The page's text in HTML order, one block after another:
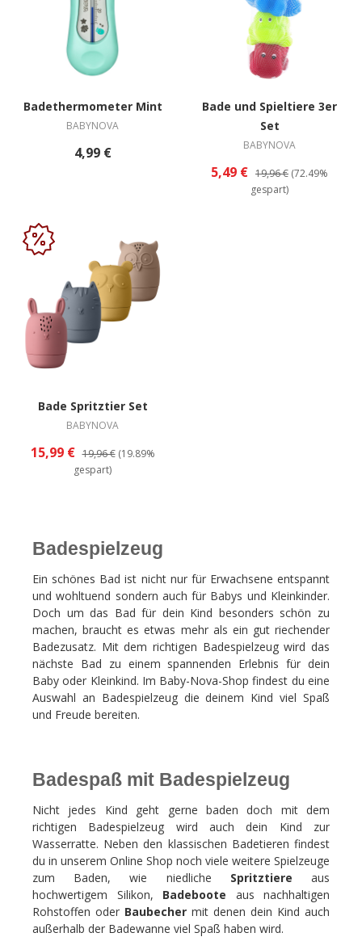
Badethermometer Mint
BABYNOVA
4,99 €
Bade und Spieltiere 3er
Set
BABYNOVA
5,49 € 19,96 € (72.49%
gespart)
Bade Spritztier Set
BABYNOVA
15,99 € 19,96 € (19.89%
gespart)
Badespielzeug
Ein schönes Bad ist nicht nur für Erwachsene entspannt
und wohltuend sondern auch für Babys und Kleinkinder.
Doch um das Bad für dein Kind besonders schön zu
machen, braucht es etwas mehr als ein gut riechender
Badezusatz. Mit dem richtigen Badespielzeug wird das
nächste Bad zu einem spannenden Erlebnis für dein
Baby oder Kleinkind. Im Baby-Nova-Shop findest du eine
Auswahl an Badespielzeug die deinem Kind viel Spaß
und Freude bereiten.
Badespaß mit Badespielzeug
Nicht jedes Kind geht gerne baden doch mit dem
richtigen Badespielzeug wird auch dein Kind zur
Wasserratte. Neben den klassischen Badetieren findest
du in unserem Online Shop noch viele weitere Spielzeuge
zum Baden, wie niedliche Spritztiereaus
hochwertigem Silikon, Badeboote
aus nachhaltigen
Rohstoffen oder Baubecher mit denen dein Kind auch
außerhalb der Badewanne viel Spaß haben wird.